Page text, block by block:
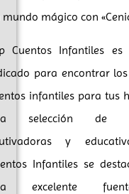
mundo mágico con
Cuentos Infantiles
para encontrar
infantiles para tus
selección de
y
Infantiles se
excelente